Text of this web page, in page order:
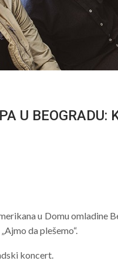
U
u Domu omladine
da plešemo“.
koncert.